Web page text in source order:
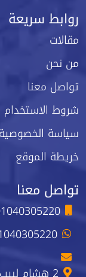
روابط سريعة
مقالات
من نحن
تواصل معنا
شروط الاستخدام
سياسة الخصوصية
خريطة الموقع
تواصل معنا